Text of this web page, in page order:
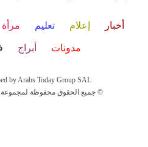
أخبار إعلام تعليم مرأة
مدونات أبراج
by Arabs Today Group SAL
جميع الحقوق محفوظة لمجموعة العرب اليوم الاعلامية 2025 ©